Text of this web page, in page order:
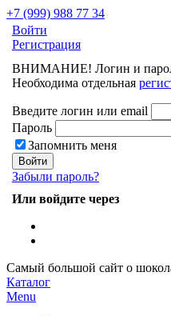
+7 (999) 988 77 34
Войти
Регистрация
ВНИМАНИЕ! Логин и
Необходима отдельная
Введите логин или email
Пароль
Запомнить меня
Забыли пароль?
Или войдите через
Самый большой сайт о
Каталог
Menu